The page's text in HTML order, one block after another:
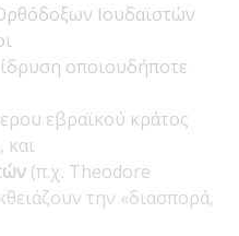
Ιουδαϊστών
ίδρυση οποιουδήποτε
εβραϊκού κράτος
και
(π.χ. Theodore
την «διασπορά,